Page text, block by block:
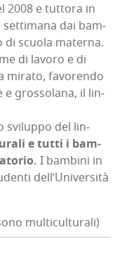
2008 e tut­to­ra in
set­ti­ma­na dai bam­
di scuo­la materna.
di lavo­ro e di
mira­to, favo­ren­do
e gros­so­la­na, il lin­
svi­lup­po del lin­
e tut­ti i bam­
I bam­bi­ni in
del­l’U­ni­ver­si­tà
multiculturali)